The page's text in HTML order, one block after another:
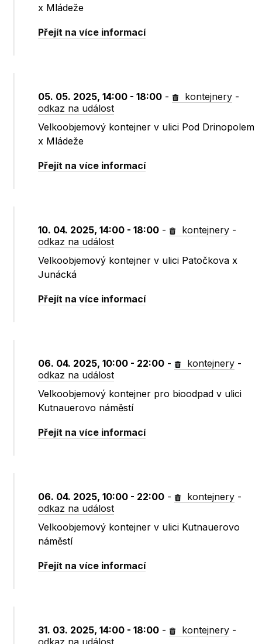
x Mládeže
Přejít na více informací
05. 05. 2025, 14:00 - 18:00 - kontejnery -
odkaz na událost
Velkoobjemový kontejner v ulici Pod Drinopolem
x Mládeže
Přejít na více informací
10. 04. 2025, 14:00 - 18:00 - kontejnery -
odkaz na událost
Velkoobjemový kontejner v ulici Patočkova x
Junácká
Přejít na více informací
06. 04. 2025, 10:00 - 22:00 - kontejnery -
odkaz na událost
Velkoobjemový kontejner pro bioodpad v ulici
Kutnauerovo náměstí
Přejít na více informací
06. 04. 2025, 10:00 - 22:00 - kontejnery -
odkaz na událost
Velkoobjemový kontejner v ulici Kutnauerovo
náměstí
Přejít na více informací
31. 03. 2025, 14:00 - 18:00 - kontejnery -
odkaz na událost